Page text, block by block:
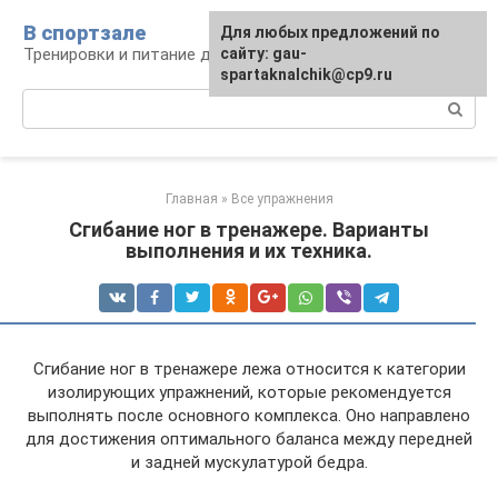
контенту
В спортзале
Тренировки и питание для здоровья
Главная » Все упражнения
Сгибание ног в тренажере. Варианты
выполнения и их техника.
Сгибание ног в тренажере лежа относится к категории
изолирующих упражнений, которые рекомендуется
выполнять после основного комплекса. Оно направлено
для достижения оптимального баланса между передней
и задней мускулатурой бедра.
Для любых предложений по
сайту: gau-
spartaknalchik@cp9.ru